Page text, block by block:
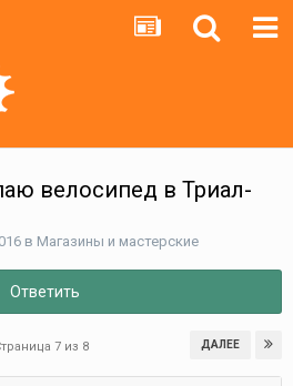
велосипед в Триал-
в Магазины и мастерские
Ответить
ДАЛЕЕ
7 из 8